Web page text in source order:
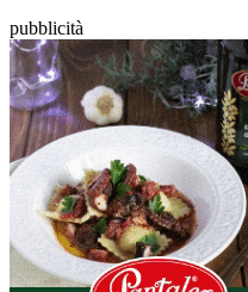
pubblicità